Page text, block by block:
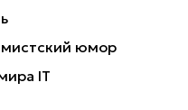
юмор
IT